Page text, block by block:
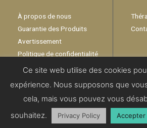
À propos de nous
Guarantie des Produits
Avertissement
Politique de confidentialité
Catalogue
Copyright 2019 | All Rights Reserved -
Ce site web utilise des cookies
expérience. Nous supposons que
cela, mais vous pouvez vous
souhaitez.
Privacy Policy Accepter
Anglais Français